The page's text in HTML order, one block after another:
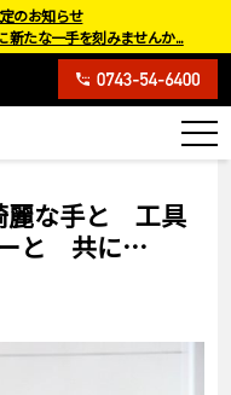
麗な手と 工具
と 共に…
のお知らせ
たな一手を刻みませんか...